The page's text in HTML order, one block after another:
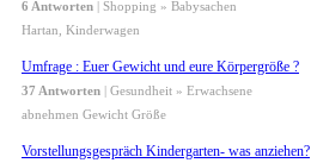
6 Antworten | Shopping » Babysachen
Hartan, Kinderwagen
Umfrage : Euer Gewicht und eure Körpergröße ?
37 Antworten | Gesundheit » Erwachsene
abnehmen Gewicht Größe
Vorstellungsgespräch Kindergarten- was anziehen?